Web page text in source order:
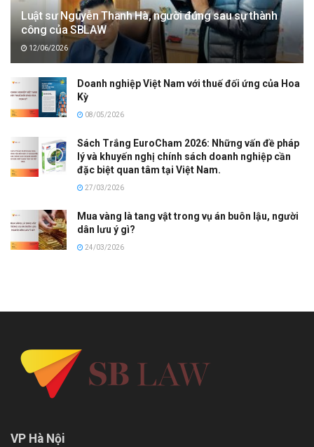
Luật sư Nguyễn Thanh Hà, người đứng sau sự thành
công của SBLAW
12/06/2026
Doanh nghiệp Việt Nam với thuế đối ứng của Hoa
Kỳ
08/05/2026
Sách Trắng EuroCham 2026: Những vấn đề pháp
lý và khuyến nghị chính sách doanh nghiệp cần
đặc biệt quan tâm tại Việt Nam.
27/03/2026
Mua vàng là tang vật trong vụ án buôn lậu, người
dân lưu ý gì?
24/03/2026
VP Hà Nội